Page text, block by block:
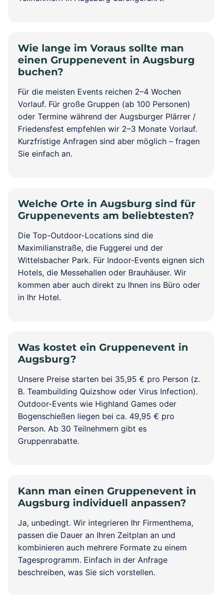
Wie lange im Voraus sollte man
einen Gruppenevent in Augsburg
buchen?
Für die meisten Events reichen 2–4 Wochen
Vorlauf. Für große Gruppen (ab 100 Personen)
oder Termine während der Augsburger Plärrer /
Friedensfest empfehlen wir 2–3 Monate Vorlauf.
Kurzfristige Anfragen sind aber möglich – fragen
Sie einfach an.
Welche Orte in Augsburg sind für
Gruppenevents am beliebtesten?
Die Top-Outdoor-Locations sind die
Maximilianstraße, die Fuggerei und der
Wittelsbacher Park. Für Indoor-Events eignen sich
Hotels, die Messehallen oder Brauhäuser. Wir
kommen aber auch direkt zu Ihnen ins Büro oder
in Ihr Hotel.
Was kostet ein Gruppenevent in
Augsburg?
Unsere Preise starten bei 35,95 € pro Person (z.
B. Teambuilding Quizshow oder Virus Infection).
Outdoor-Events wie Highland Games oder
Bogenschießen liegen bei ca. 49,95 € pro
Person. Ab 30 Teilnehmern gibt es
Gruppenrabatte.
Kann man einen Gruppenevent in
Augsburg individuell anpassen?
Ja, unbedingt. Wir integrieren Ihr Firmenthema,
passen die Dauer an Ihren Zeitplan an und
kombinieren auch mehrere Formate zu einem
Tagesprogramm. Einfach in der Anfrage
beschreiben, was Sie sich vorstellen.